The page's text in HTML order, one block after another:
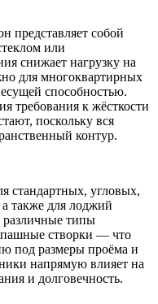
представляет собой
или
снижает нагрузку на
для многоквартирных
способностью.
требования к жёсткости
поскольку вся
контур.
стандартных, угловых,
также для лоджий
типы
створки — что
под размеры проёма и
напрямую влияет на
и долговечность.